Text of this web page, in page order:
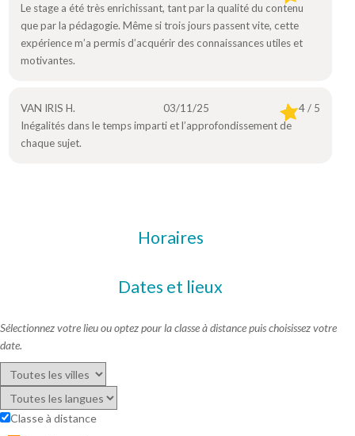
Le stage a été très enrichissant, tant par la qualité du contenu
que par la pédagogie. Même si trois jours passent vite, cette
expérience m’a permis d’acquérir des connaissances utiles et
motivantes.
VAN IRIS H. 03/11/25
4 / 5
Inégalités dans le temps imparti et l’approfondissement de
chaque sujet.
Horaires
Dates et lieux
Sélectionnez votre lieu ou optez pour la classe à distance puis choisissez votre
date.
Classe à distance